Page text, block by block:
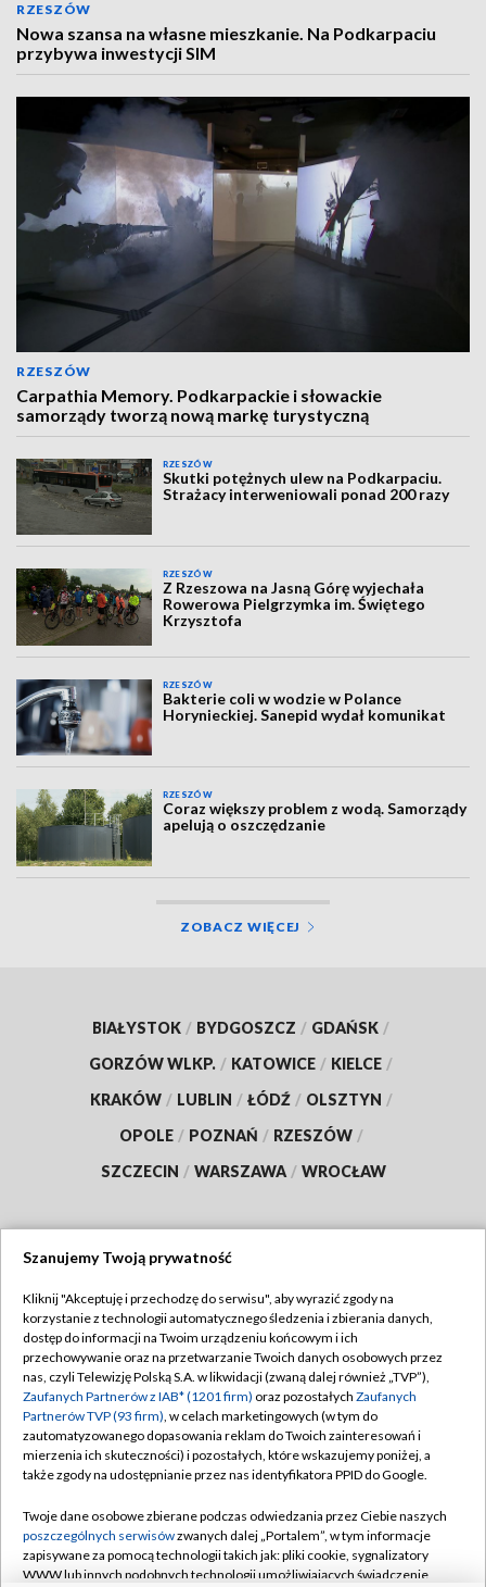
RZESZÓW
Nowa szansa na własne mieszkanie. Na Podkarpaciu
przybywa inwestycji SIM
RZESZÓW
Carpathia Memory. Podkarpackie i słowackie
samorządy tworzą nową markę turystyczną
RZESZÓW
Skutki potężnych ulew na Podkarpaciu.
Strażacy interweniowali ponad 200 razy
RZESZÓW
Z Rzeszowa na Jasną Górę wyjechała
Rowerowa Pielgrzymka im. Świętego
Krzysztofa
RZESZÓW
Bakterie coli w wodzie w Polance
Horynieckiej. Sanepid wydał komunikat
RZESZÓW
Coraz większy problem z wodą. Samorządy
apelują o oszczędzanie
ZOBACZ WIĘCEJ
BIAŁYSTOK / BYDGOSZCZ / GDAŃSK /
GORZÓW WLKP. / KATOWICE / KIELCE /
KRAKÓW / LUBLIN / ŁÓDŹ / OLSZTYN /
OPOLE / POZNAŃ / RZESZÓW /
SZCZECIN / WARSZAWA / WROCŁAW
TVP
Abonament TVP
Emisja w TVP
Centrum informacji TVP
Naziemna Telewizja Cyfrowa
Rada Programowa
System NOS
Regulamin TVP
Polityka prywatności
Moje zgody
Pomoc
Kontakt
Szanujemy Twoją prywatność
Kliknij "Akceptuję i przechodzę do serwisu", aby wyrazić zgody na
korzystanie z technologii automatycznego śledzenia i zbierania danych,
dostęp do informacji na Twoim urządzeniu końcowym i ich
przechowywanie oraz na przetwarzanie Twoich danych osobowych przez
nas, czyli Telewizję Polską S.A. w likwidacji (zwaną dalej również „TVP”),
Zaufanych Partnerów z IAB* (1201 firm) oraz pozostałych Zaufanych
Partnerów TVP (93 firm), w celach marketingowych (w tym do
zautomatyzowanego dopasowania reklam do Twoich zainteresowań i
mierzenia ich skuteczności) i pozostałych, które wskazujemy poniżej, a
także zgody na udostępnianie przez nas identyfikatora PPID do Google.
Twoje dane osobowe zbierane podczas odwiedzania przez Ciebie naszych
poszczególnych serwisówzwanych dalej „Portalem”, w tym informacje
zapisywane za pomocą technologii takich jak: pliki cookie, sygnalizatory
WWW lub innych podobnych technologii umożliwiających świadczenie